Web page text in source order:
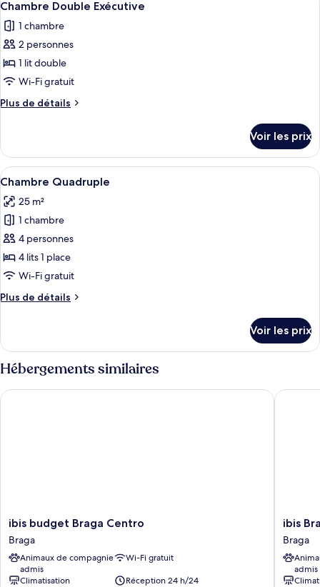
de
Chambre
Double
toutes
les
photos
pour
ce
type
de
Chambre
Double
Exécutive
4
Chambre Double Exécutive
1 chambre
2 personnes
1 lit double
Wi-Fi gratuit
Plus de détails
Plus
le
type
de
Chambre
Double
Exécutive
Voir les prix
Afficher
toutes
les
photos
pour
ce
type
chambre :
Une chambre d’hôtel avec deux
4
Chambre Quadruple
25 m²
1 chambre
4 personnes
4 lits 1 place
Wi-Fi gratuit
Plus de détails
Plus
le
type
de
chambre
Chambre
Voir les prix
Hébergements similaires
ibis
budget
Braga
Centro
Braga
ibis budget Braga Centro
Braga
Animaux de compagnie
admis
Wi-Fi gratuit
Climatisation
Réception 24 h/24
ibis budget Braga Centro
ibis
Braga
Braga
ibis
Braga
admis
ibis